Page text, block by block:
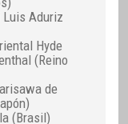
Aduriz
Hyde
(Reino
de
(Brasil)